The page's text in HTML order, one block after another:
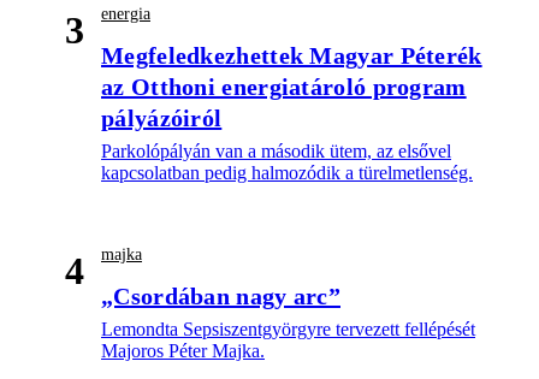
3 energia
Megfeledkezhettek Magyar Péterék
az Otthoni energiatároló program
pályázóiról
Parkolópályán van a második ütem, az elsővel
kapcsolatban pedig halmozódik a türelmetlenség.
4 majka
„Csordában nagy arc”
Lemondta Sepsiszentgyörgyre tervezett fellépését
Majoros Péter Majka.